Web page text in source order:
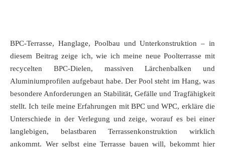
BPC-Terrasse, Hanglage, Poolbau und Unterkonstruktion – in
diesem Beitrag zeige ich, wie ich meine neue Poolterrasse mit
recycelten BPC-Dielen, massiven Lärchenbalken und
Aluminiumprofilen aufgebaut habe. Der Pool steht im Hang, was
besondere Anforderungen an Stabilität, Gefälle und Tragfähigkeit
stellt. Ich teile meine Erfahrungen mit BPC und WPC, erkläre die
Unterschiede in der Verlegung und zeige, worauf es bei einer
langlebigen, belastbaren Terrassenkonstruktion wirklich
ankommt. Wer selbst eine Terrasse bauen will, bekommt hier